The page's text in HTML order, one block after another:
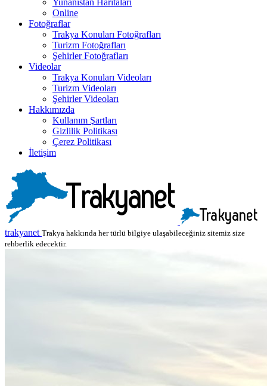
Online
Fotoğraflar
Trakya Konuları Fotoğrafları
Turizm Fotoğrafları
Şehirler Fotoğrafları
Videolar
Trakya Konuları Videoları
Turizm Videoları
Şehirler Videoları
Hakkımızda
Kullanım Şartları
Gizlilik Politikası
Çerez Politikası
İletişim
trakyanet Trakya hakkında her türlü bilgiye ulaşabileceğiniz sitemiz size
rehberlik edecektir.